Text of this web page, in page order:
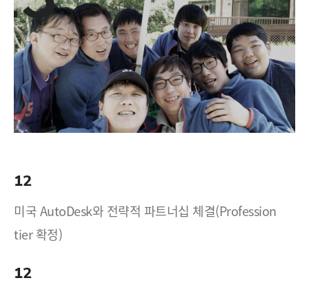
12
미국 AutoDesk와 전략적 파트너십 체결(Profession
tier 확정)
12